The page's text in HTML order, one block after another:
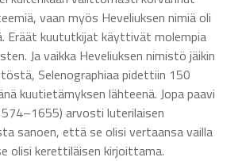
vaan myös Heveliuksen nimiä oli
Eräät kuututkijat käyttivät molempia
Ja vaikka Heveliuksen nimistö jäikin
Selenographiaa pidettiin 150
kuutietämyksen lähteenä. Jopa paavi
arvosti luterilaisen
sanoen, että se olisi vertaansa vailla
olisi kerettiläisen kirjoittama.